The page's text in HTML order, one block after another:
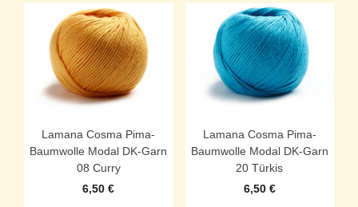
Lamana Cosma Pima-
Baumwolle Modal DK-Garn
08 Curry
6,50€
Lamana Cosma Pima-
Baumwolle Modal DK-Garn
20 Türkis
6,50 €